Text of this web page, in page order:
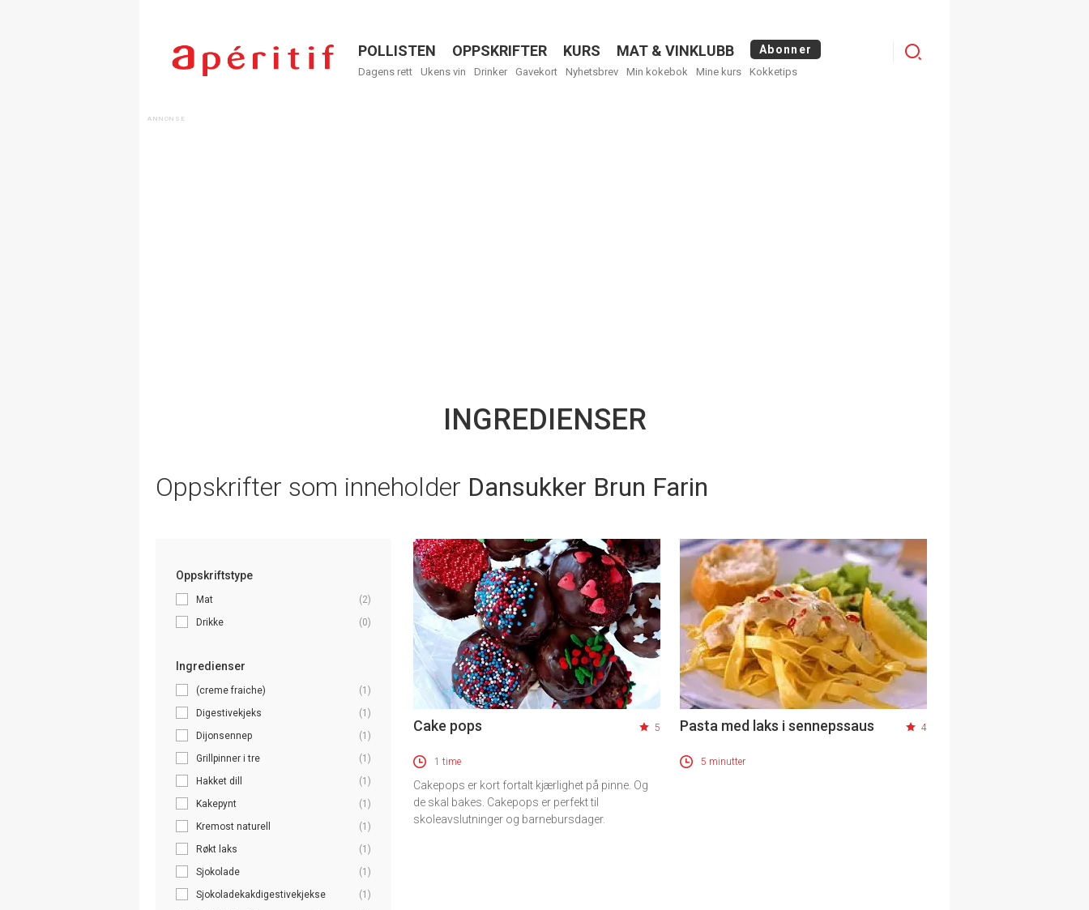
Menu
POLLISTEN OPPSKRIFTER KURS MAT & VINKLUBB Abonner
Dagens rett Ukens vin Drinker Gavekort Nyhetsbrev Min kokebok Mine kurs Kokketips
Logg
INGREDIENSER
Oppskrifter som inneholder Dansukker Brun Farin
Oppskriftstype
Mat
(2)
Drikke
(0)
Ingredienser
(creme fraiche)
(1)
Digestivekjeks
(1)
Dijonsennep
(1)
Grillpinner i tre
(1)
Hakket dill
(1)
Kakepynt
(1)
Kremost naturell
(1)
Røkt laks
(1)
Sjokolade
(1)
Sjokoladekakdigestivekjekse
(1)
Cake pops 5
1 time
Cakepops er kort fortalt kjærlighet på pinne. Og
de skal bakes. Cakepops er perfekt til
skoleavslutninger og barnebursdager.
Pasta med laks i sennepssaus 4
5 minutter